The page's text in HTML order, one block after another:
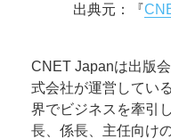
出典元：『
CNET Japanは出版
式会社が運営してい
界でビジネスを牽引
長、係長、主任向け